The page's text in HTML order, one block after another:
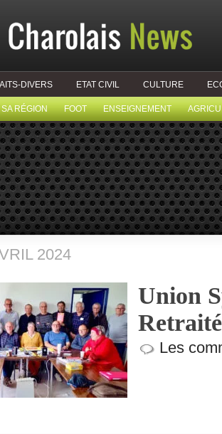
DIVERS ETAT CIVIL CULTURE
RÉGION FOOT ENSEIGNEMENT
2024
Union
Les